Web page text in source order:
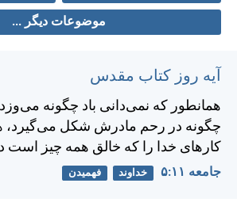
موضوعات دیگر ...
آیه روز کتاب مقدس
همانطور كه نمی‌دانی باد چگونه
چگونه در رحم مادرش شكل می‌گيرد،
كارهای خدا را كه خالق همه چيز است
جامعه ۱۱:‏۵ خداوند فهمیدن